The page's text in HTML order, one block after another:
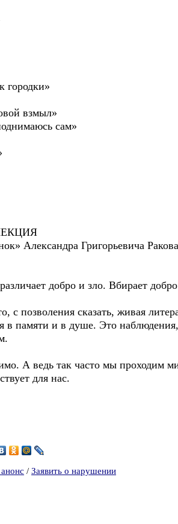
городки»
взмыл»
сам»
Александра Григорьевича
добро и зло. Вбирает
с позволения сказать, живая
в памяти и в душе. Это
А ведь так часто мы проходим
для нас.
/ Заявить о нарушении